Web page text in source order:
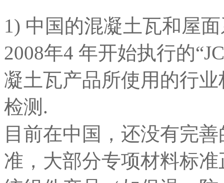
1) 中国的混凝土瓦和屋
2008年4 年开始执行的
凝土瓦产品所使用的行
检测.
目前在中国，还没有完
准，大部分专项材料标